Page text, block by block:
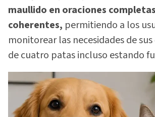
maullido en oraciones
coherentes, permitiendo a los
monitorear las necesidades de
de cuatro patas incluso estando